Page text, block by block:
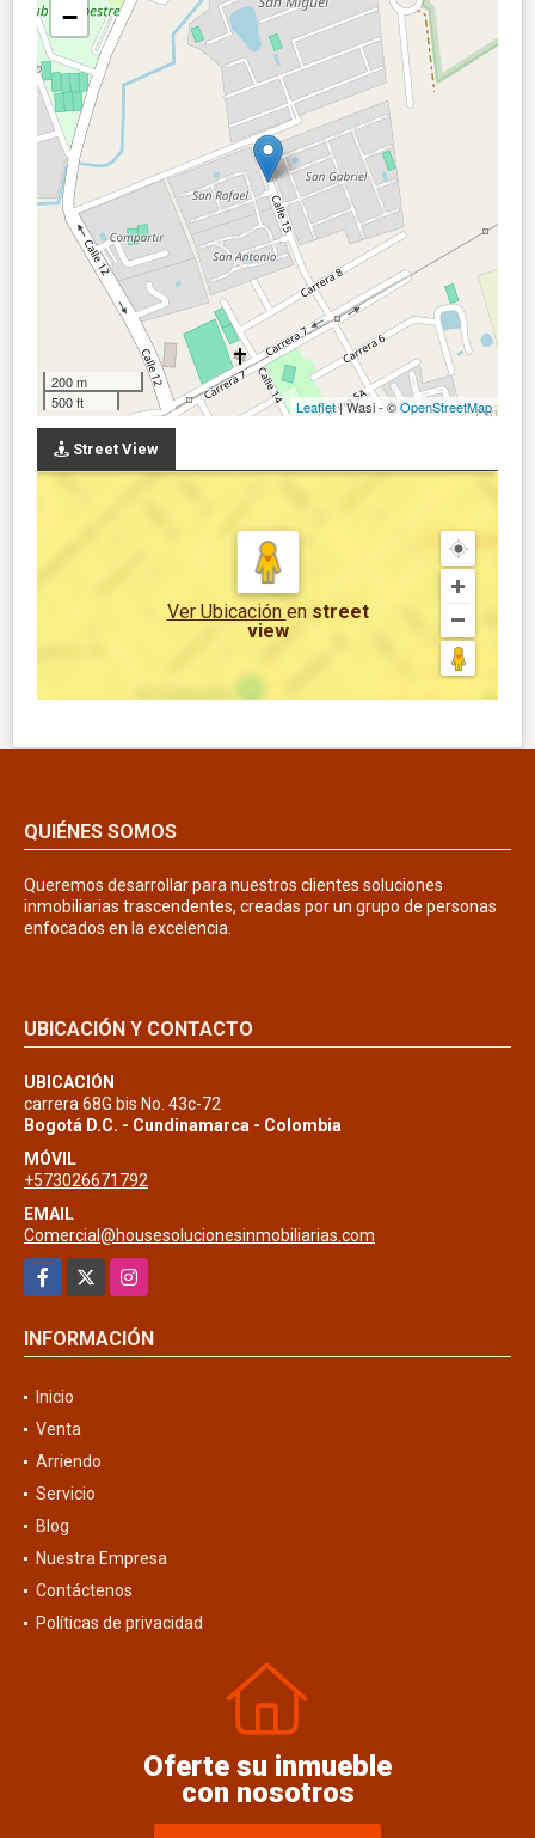
−
200 m
500 ft
Leaflet| Wasi - ©OpenStreetMap
Street View
Ver Ubicación en street
view
QUIÉNES SOMOS
Queremos desarrollar para nuestros clientes soluciones
inmobiliarias trascendentes, creadas por un grupo de personas
enfocados en la excelencia.
UBICACIÓN Y CONTACTO
UBICACIÓN
carrera 68G bis No. 43c-72
Bogotá D.C. - Cundinamarca - Colombia
MÓVIL
+573026671792
EMAIL
Comercial@housesolucionesinmobiliarias.com
Facebook
Instagram
INFORMACIÓN
Inicio
Venta
Arriendo
Servicio
Blog
Nuestra Empresa
Contáctenos
Políticas de privacidad
Oferte su inmueble
con nosotros